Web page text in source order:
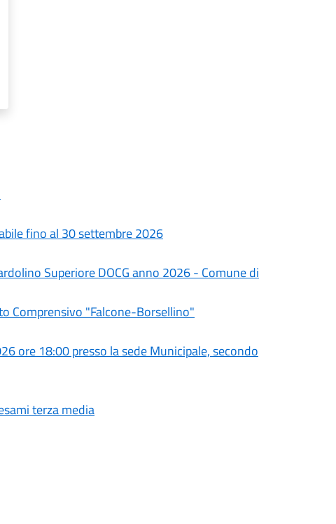
fino al 30 settembre 2026
Superiore DOCG anno 2026 - Comune di
Comprensivo "Falcone-Borsellino"
ore 18:00 presso la sede Municipale, secondo
terza media